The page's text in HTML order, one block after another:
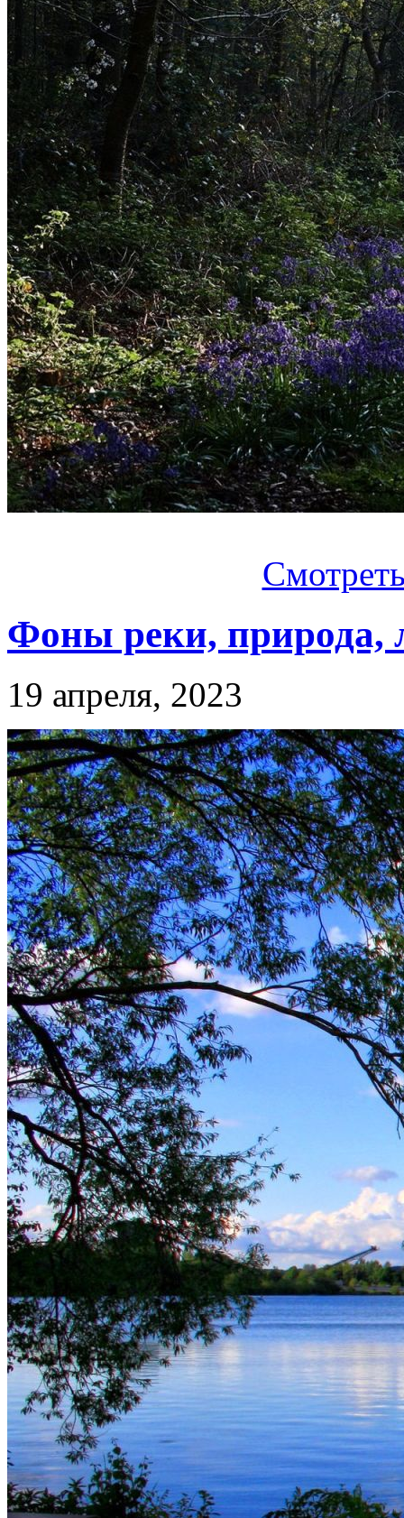
Фоны реки, природа,
19 апреля, 2023